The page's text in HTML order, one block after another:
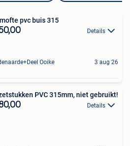
pvc buis 315
Details
Ooike 3 aug 26
PVC 315mm, niet gebruikt!
Details